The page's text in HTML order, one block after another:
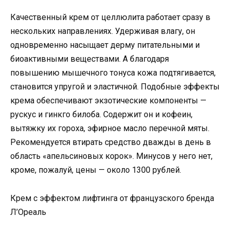
Качественный крем от целлюлита работает сразу в
нескольких направлениях. Удерживая влагу, он
одновременно насыщает дерму питательными и
биоактивными веществами. А благодаря
повышению мышечного тонуса кожа подтягивается,
становится упругой и эластичной. Подобные эффекты
крема обеспечивают экзотические компоненты —
рускус и гинкго билоба. Содержит он и кофеин,
вытяжку их гороха, эфирное масло перечной мяты.
Рекомендуется втирать средство дважды в день в
область «апельсиновых корок». Минусов у него нет,
кроме, пожалуй, цены — около 1300 рублей.
Крем с эффектом лифтинга от французского бренда
Л’Ореаль